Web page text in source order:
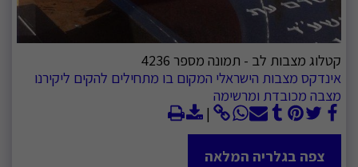
קטלוג מצבות לב - תמונה מספר 4236
אינדקס מצבות הישראלי המקום בו מתחילים להקים ליקירנו
מצבה מכובדת ומרשימה
צפה בגלריה המלאה